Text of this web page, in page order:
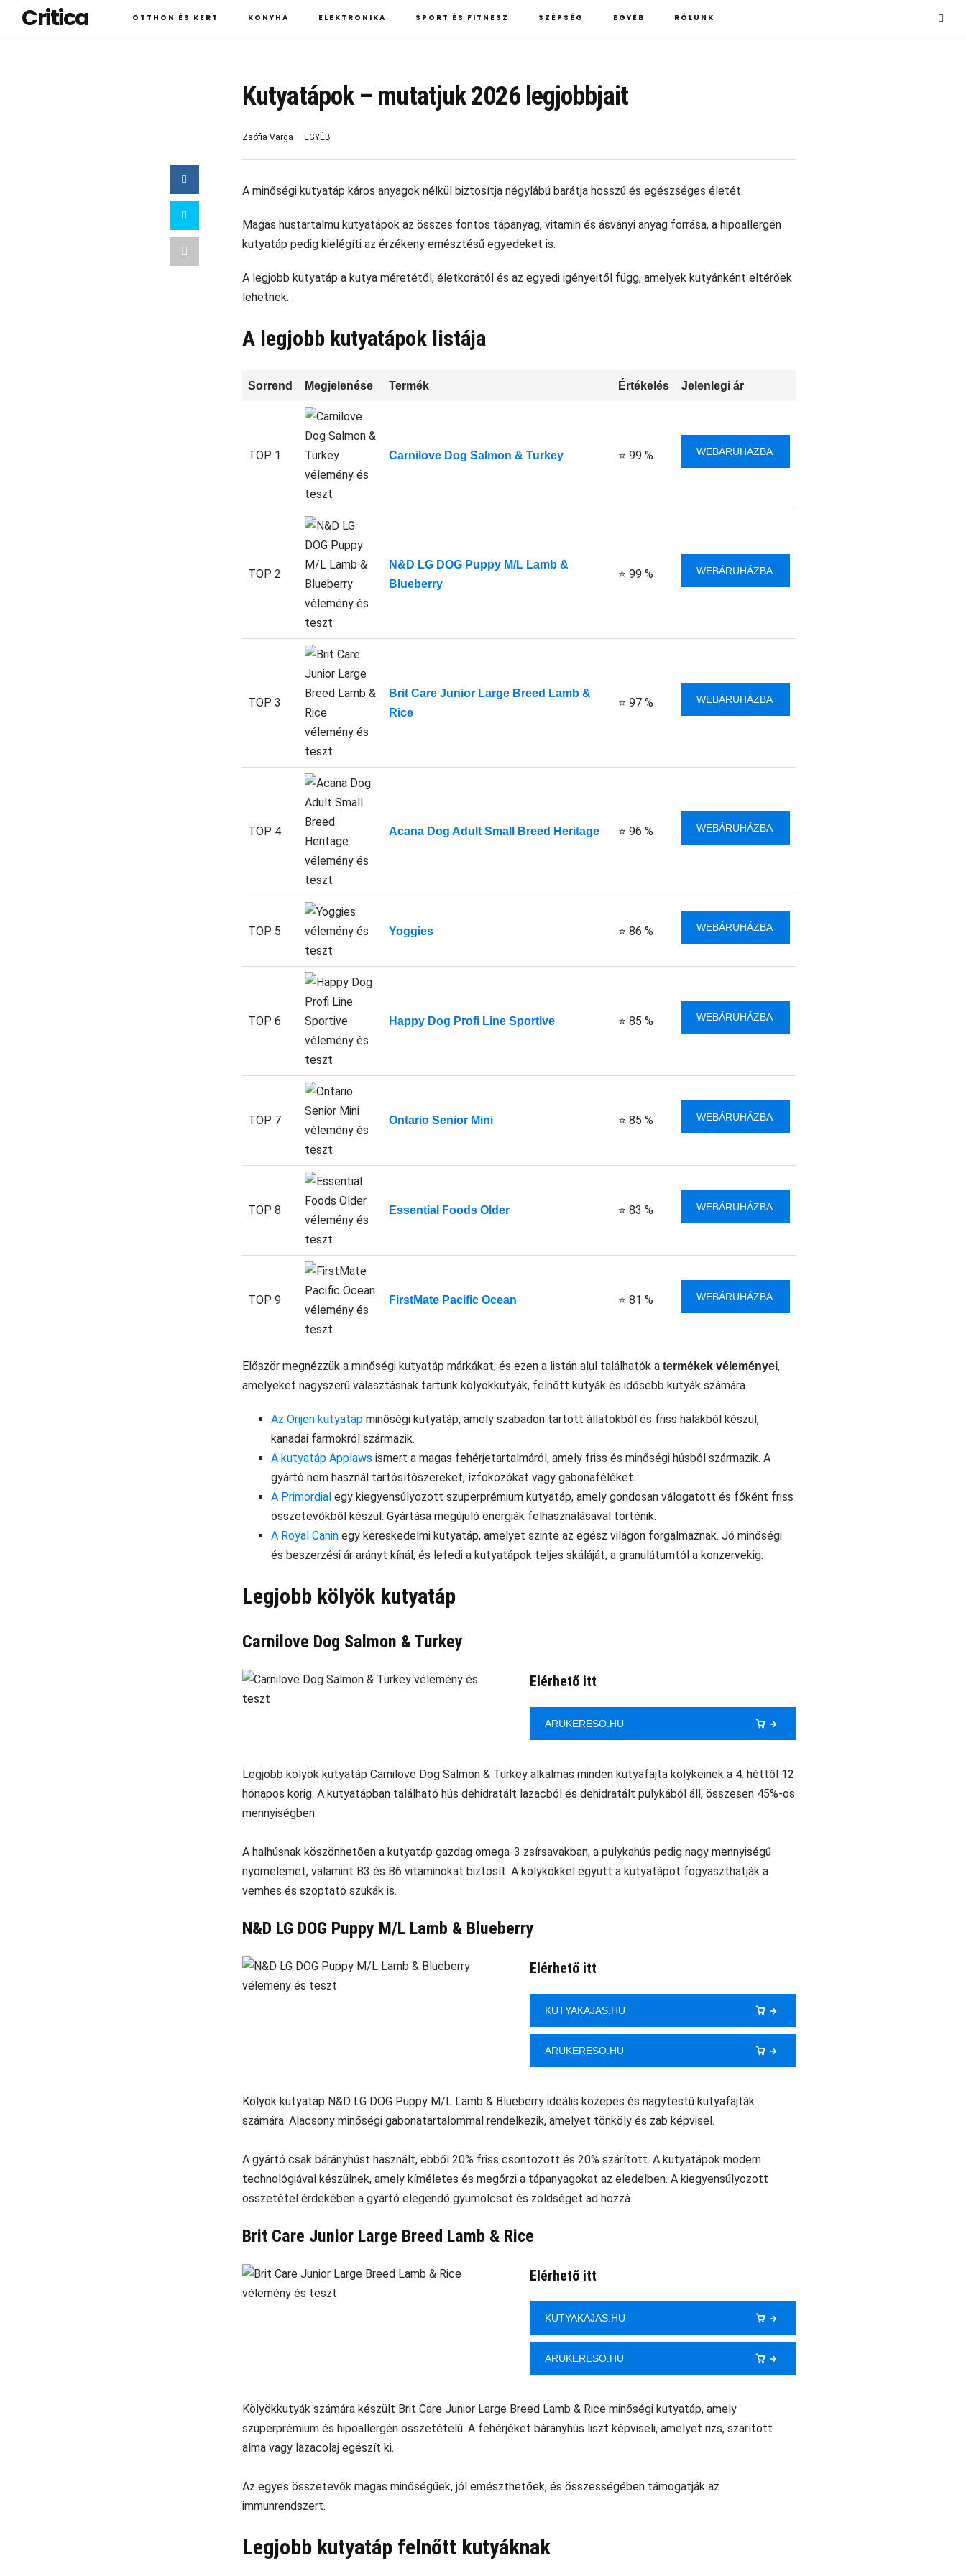
Critica OTTHON ÉS KERT KONYHA ELEKTRONIKA SPORT ÉS FITNESZ SZÉPSÉG EGYÉB RÓLUNK
Kutyatápok – mutatjuk 2026 legjobbjait
Zsófia Varga EGYÉB
A minőségi kutyatáp káros anyagok nélkül biztosítja négylábú barátja hosszú és egészséges életét.
Magas hustartalmu kutyatápok az összes fontos tápanyag, vitamin és ásványi anyag forrása, a hipoallergén
kutyatáp pedig kielégíti az érzékeny emésztésű egyedeket is.
A legjobb kutyatáp a kutya méretétől, életkorától és az egyedi igényeitől függ, amelyek kutyánként eltérőek
lehetnek.
A legjobb kutyatápok listája
Sorrend Megjelenése Termék Értékelés Jelenlegi ár
TOP 1 Carnilove Dog Salmon & Turkey ⭐ 99 % WEBÁRUHÁZBA
TOP 2
N&D LG DOG Puppy M/L Lamb &
Blueberry
⭐ 99 % WEBÁRUHÁZBA
TOP 3
Brit Care Junior Large Breed Lamb &
Rice
⭐ 97 % WEBÁRUHÁZBA
TOP 4 Acana Dog Adult Small Breed Heritage ⭐ 96 % WEBÁRUHÁZBA
TOP 5 Yoggies ⭐ 86 % WEBÁRUHÁZBA
TOP 6 Happy Dog Profi Line Sportive ⭐ 85 % WEBÁRUHÁZBA
TOP 7 Ontario Senior Mini ⭐ 85 % WEBÁRUHÁZBA
TOP 8 Essential Foods Older ⭐ 83 % WEBÁRUHÁZBA
TOP 9 FirstMate Pacific Ocean ⭐ 81 % WEBÁRUHÁZBA
Először megnézzük a minőségi kutyatáp márkákat, és ezen a listán alul találhatók a termékek véleményei,
amelyeket nagyszerű választásnak tartunk kölyökkutyák, felnőtt kutyák és idősebb kutyák számára.
Az Orijen kutyatáp minőségi kutyatáp, amely szabadon tartott állatokból és friss halakból készül,
kanadai farmokról származik.
A kutyatáp Applaws ismert a magas fehérjetartalmáról, amely friss és minőségi húsból származik. A
gyártó nem használ tartósítószereket, ízfokozókat vagy gabonaféléket.
A Primordial egy kiegyensúlyozott szuperprémium kutyatáp, amely gondosan válogatott és főként friss
összetevőkből készül. Gyártása megújuló energiák felhasználásával történik.
A Royal Canin egy kereskedelmi kutyatáp, amelyet szinte az egész világon forgalmaznak. Jó minőségi
és beszerzési ár arányt kínál, és lefedi a kutyatápok teljes skáláját, a granulátumtól a konzervekig.
Legjobb kölyök kutyatáp
Carnilove Dog Salmon & Turkey
Elérhető itt
ARUKERESO.HU
Legjobb kölyök kutyatáp Carnilove Dog Salmon & Turkey alkalmas minden kutyafajta kölykeinek a 4. héttől 12
hónapos korig. A kutyatápban található hús dehidratált lazacból és dehidratált pulykából áll, összesen 45%-os
mennyiségben.
A halhúsnak köszönhetően a kutyatáp gazdag omega-3 zsírsavakban, a pulykahús pedig nagy mennyiségű
nyomelemet, valamint B3 és B6 vitaminokat biztosít. A kölykökkel együtt a kutyatápot fogyaszthatják a
vemhes és szoptató szukák is.
N&D LG DOG Puppy M/L Lamb & Blueberry
Elérhető itt
KUTYAKAJAS.HU
ARUKERESO.HU
Kölyök kutyatáp N&D LG DOG Puppy M/L Lamb & Blueberry ideális közepes és nagytestű kutyafajták
számára. Alacsony minőségi gabonatartalommal rendelkezik, amelyet tönköly és zab képvisel.
A gyártó csak bárányhúst használt, ebből 20% friss csontozott és 20% szárított. A kutyatápok modern
technológiával készülnek, amely kíméletes és megőrzi a tápanyagokat az eledelben. A kiegyensúlyozott
összetétel érdekében a gyártó elegendő gyümölcsöt és zöldséget ad hozzá.
Brit Care Junior Large Breed Lamb & Rice
Elérhető itt
KUTYAKAJAS.HU
ARUKERESO.HU
Kölyökkutyák számára készült Brit Care Junior Large Breed Lamb & Rice minőségi kutyatáp, amely
szuperprémium és hipoallergén összetételű. A fehérjéket bárányhús liszt képviseli, amelyet rizs, szárított
alma vagy lazacolaj egészít ki.
Az egyes összetevők magas minőségűek, jól emészthetőek, és összességében támogatják az
immunrendszert.
Legjobb kutyatáp felnőtt kutyáknak